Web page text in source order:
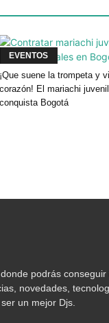
EVENTOS
¡Que suene la trompeta y
corazón! El mariachi
conquista Bogotá
podrás conseguir
novedades,
un mejor Djs.